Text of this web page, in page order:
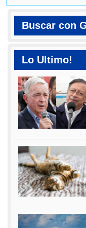
Buscar con
Lo Ultimo!